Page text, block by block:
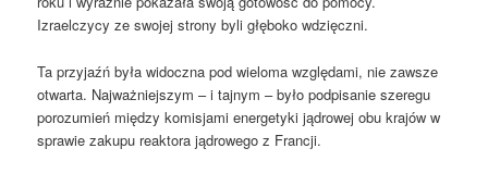
Izraelczycy ze swojej strony byli głęboko wdzięczni.
Ta przyjaźń była widoczna pod wieloma względami, nie zawsze
otwarta. Najważniejszym – i tajnym – było podpisanie szeregu
porozumień między komisjami energetyki jądrowej obu krajów w
sprawie zakupu reaktora jądrowego z Francji.